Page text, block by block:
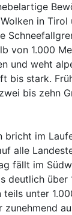
in
von 1.000
und weht
bis stark.
bis zehn
bricht im
alle
fällt im
deutlich
teils unter
zunehmend